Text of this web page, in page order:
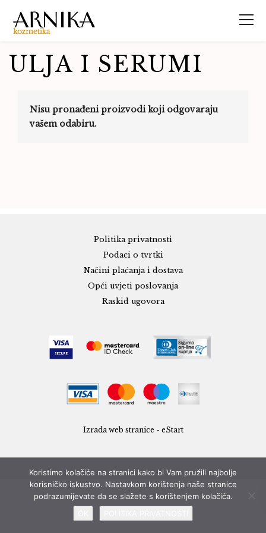
ULJA I SERUMI
Nisu pronađeni proizvodi koji odgovaraju
vašem odabiru.
Politika privatnosti
Podaci o tvrtki
Načini plaćanja i dostava
Opći uvjeti poslovanja
Raskid ugovora
Izrada web stranice - eStart
Koristimo kolačiće na stranici kako bi Vam pružili najbolje
korisničko iskustvo. Nastavkom korištenja naše stranice
podrazumijevate da se slažete s korištenjem kolačića.